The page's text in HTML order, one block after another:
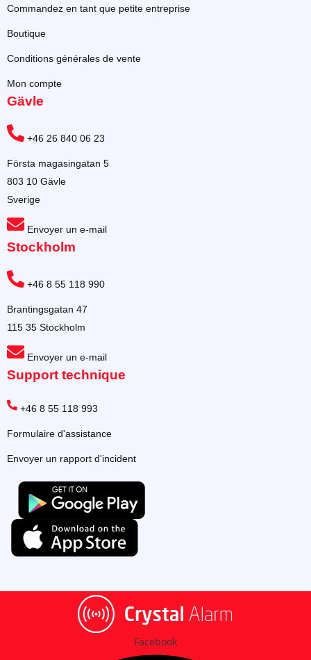
Commandez en tant que petite entreprise
Boutique
Conditions générales de vente
Mon compte
Gävle
+46 26 840 06 23
Första magasingatan 5
803 10 Gävle
Sverige
Envoyer un e-mail
Stockholm
+46 8 55 118 990
Brantingsgatan 47
115 35 Stockholm
Envoyer un e-mail
Support technique
+46 8 55 118 993
Formulaire d'assistance
Envoyer un rapport d'incident
Facebook